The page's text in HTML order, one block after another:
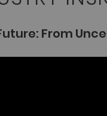
From